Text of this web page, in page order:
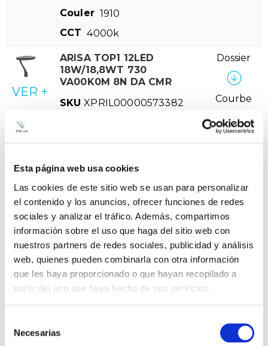
Esta página web usa cookies
Las cookies de este sitio web se usan para personalizar
el contenido y los anuncios, ofrecer funciones de redes
sociales y analizar el tráfico. Además, compartimos
información sobre el uso que haga del sitio web con
nuestros partners de redes sociales, publicidad y análisis
web, quienes pueden combinarla con otra información
que les haya proporcionado o que hayan recopilado a
partir del uso que haya hecho de sus servicios.
Necesarias
Couler 1910
CCT 4000k
VER +
ARISA TOP1 12LED
18W/18,8WT 730
VA00K0M 8N DA CMR
SKU XPRIL00000573382
Couler 2504
CCT
Dossier
Courbe
VER +
ARISA TOP1 12LED
18W/18,8WT 740
VA00K0M 8N DA CMR
SKU XPRIL00000573399
W
Couler 2632
CCT
4000k
Dossier
Courbe